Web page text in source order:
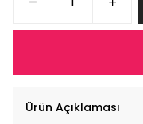
Ürün Açıklaması